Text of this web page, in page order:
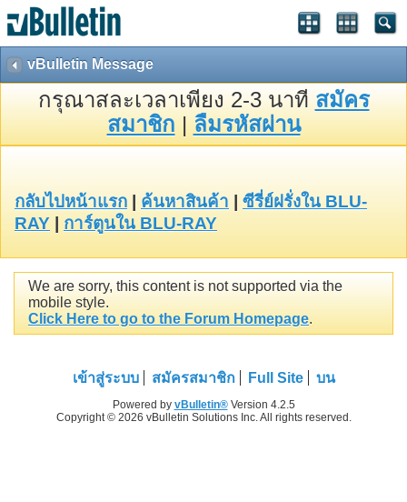
vBulletin Message
กรุณาสละเวลาเพียง 2-3 นาที สมัคร
สมาชิก | ลืมรหัสผ่าน
กลับไปหน้าแรก ค้นหาสินค้า
ซีรี่ย์ฝรั่งใน BLU-
RAY
การ์ตูนใน BLU-RAY
We are sorry, this content is not supported via the
mobile style.
Click Here to go to the Forum Homepage.
เข้าสู่ระบบ สมัครสมาชิก Full Site บน
Powered by vBulletin®Version 4.2.5
Copyright © 2026 vBulletin Solutions Inc. All rights reserved.